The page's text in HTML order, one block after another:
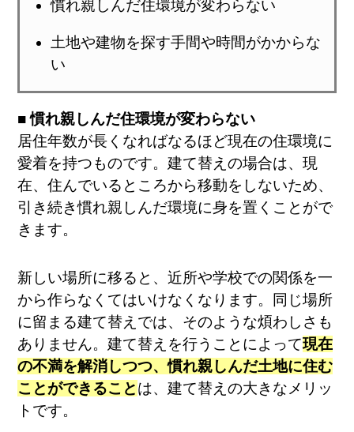
慣れ親しんだ住環境が変わらない
土地や建物を探す手間や時間がかからな
い
■ 慣れ親しんだ住環境が変わらない
居住年数が長くなればなるほど現在の住環境に
愛着を持つものです。建て替えの場合は、現
在、住んでいるところから移動をしないため、
引き続き慣れ親しんだ環境に身を置くことがで
きます。
新しい場所に移ると、近所や学校での関係を一
から作らなくてはいけなくなります。同じ場所
に留まる建て替えでは、そのような煩わしさも
ありません。建て替えを行うことによって現在
の不満を解消しつつ、慣れ親しんだ土地に住む
ことができることは、建て替えの大きなメリッ
トです。